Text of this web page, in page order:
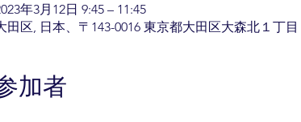
年3月12日 9:45 – 11:45
田区, 日本、〒143-0016 東京都大田区大森北１丁
加者